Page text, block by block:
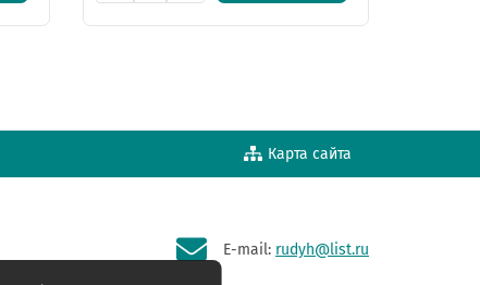
Карта сайта
E-mail: rudyh@list.ru